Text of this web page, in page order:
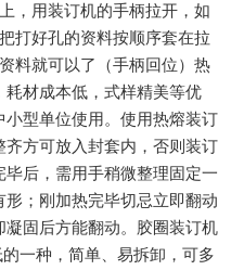
，用装订机的手柄拉开，如
打好孔的资料按顺序套在拉
料就可以了（手柄回位）热
材成本低，式样精美等优
型单位使用。使用热熔装订
方可放入封套内，否则装订
后，需用手稍微整理固定一
；刚加热完毕切忌立即翻动
固后方能翻动。胶圈装订机
一种，简单、易拆卸，可多